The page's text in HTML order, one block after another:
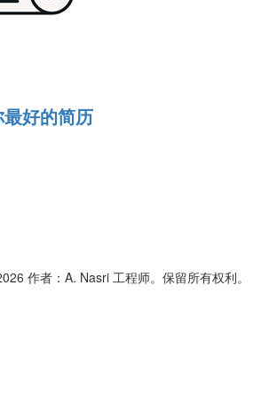
好的简历
作者：A. Nasri 工程师。保留所有权利。